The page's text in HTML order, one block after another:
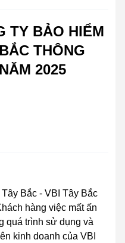
TY BẢO HIỂM
THÔNG
2025
Bắc - VBI Tây Bắc
hàng việc mất ấn
quá trình sử dụng và
kinh doanh của VBI